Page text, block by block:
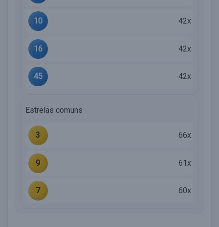
10 42x
16 42x
45 42x
Estrelas comuns
3 66x
9 61x
7 60x